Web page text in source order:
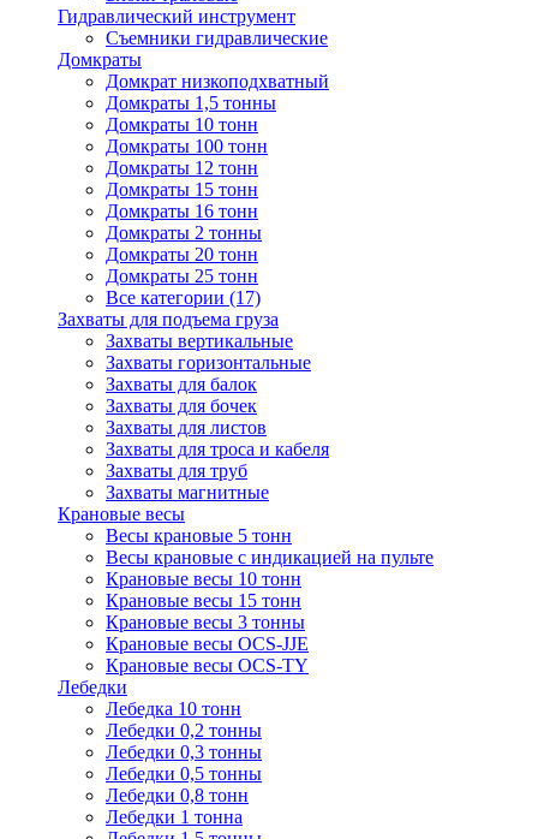
Гидравлический инструмент
Съемники гидравлические
Домкраты
Домкрат низкоподхватный
Домкраты 1,5 тонны
Домкраты 10 тонн
Домкраты 100 тонн
Домкраты 12 тонн
Домкраты 15 тонн
Домкраты 16 тонн
Домкраты 2 тонны
Домкраты 20 тонн
Домкраты 25 тонн
Все категории (17)
Захваты для подъема груза
Захваты вертикальные
Захваты горизонтальные
Захваты для балок
Захваты для бочек
Захваты для листов
Захваты для троса и кабеля
Захваты для труб
Захваты магнитные
Крановые весы
Весы крановые 5 тонн
Весы крановые с индикацией на пульте
Крановые весы 10 тонн
Крановые весы 15 тонн
Крановые весы 3 тонны
Крановые весы OCS-JJE
Крановые весы OCS-TY
Лебедки
Лебедка 10 тонн
Лебедки 0,2 тонны
Лебедки 0,3 тонны
Лебедки 0,5 тонны
Лебедки 0,8 тонн
Лебедки 1 тонна